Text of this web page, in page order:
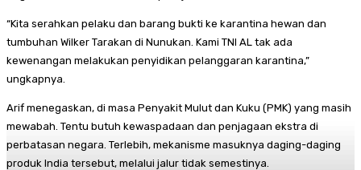
“Kita serahkan pelaku dan barang bukti ke karantina hewan dan
tumbuhan Wilker Tarakan di Nunukan. Kami TNI AL tak ada
kewenangan melakukan penyidikan pelanggaran karantina,”
ungkapnya.
Arif menegaskan, di masa Penyakit Mulut dan Kuku (PMK) yang masih
mewabah. Tentu butuh kewaspadaan dan penjagaan ekstra di
perbatasan negara. Terlebih, mekanisme masuknya daging-daging
produk India tersebut, melalui jalur tidak semestinya.